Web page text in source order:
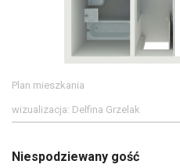
Plan mieszkania
wizualizacja: Delfina Grzelak
Niespodziewany gość